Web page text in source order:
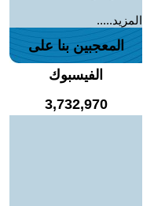
المزيد.....
المعجبين بنا على
الفيسبوك
3,732,970